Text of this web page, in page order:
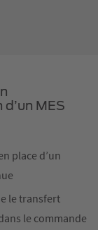
MES
place d’un
le transfert
le commande